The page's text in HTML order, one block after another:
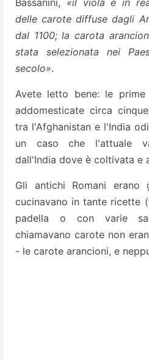
Bassanini, «il viola è in
delle carote diffuse dagli
dal 1100; la carota
stata selezionata nei
secolo».
Avete letto bene: le prime
addomesticate circa
tra l'Afghanistan e l'India
un caso che l'attuale
dall'India dove è coltivata e
Gli antichi Romani
cucinavano in tante ricette
padella o con varie
chiamavano carote non
- le carote arancioni, e